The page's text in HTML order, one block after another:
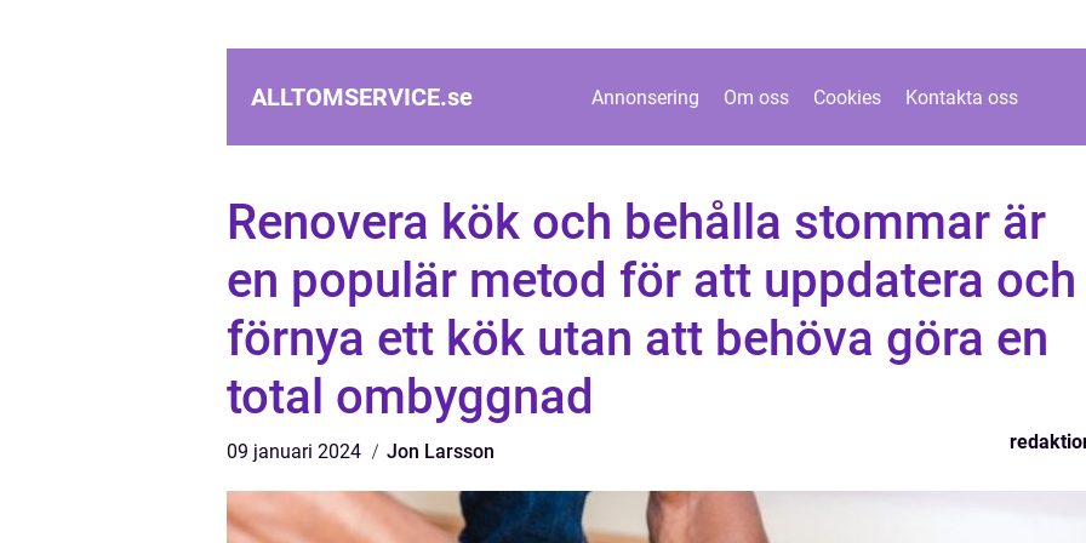
ALLTOMSERVICE.se Annonsering Om oss Cookies Kontakta oss
Renovera kök och behålla stommar är
en populär metod för att uppdatera och
förnya ett kök utan att behöva göra en
total ombyggnad
09 januari 2024 Jon Larsson